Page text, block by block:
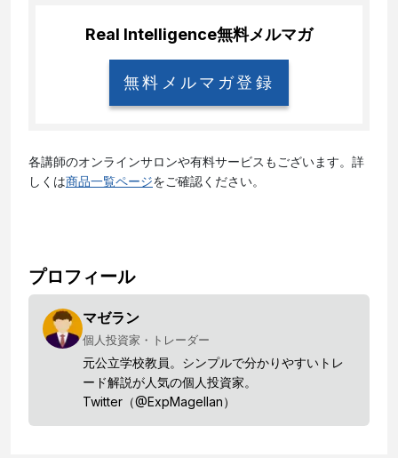
Real Intelligence無料メルマガ
無料メルマガ登録
各講師のオンラインサロンや有料サービスもございます。詳
しくは商品一覧ページをご確認ください。
プロフィール
マゼラン
個人投資家・トレーダー
元公立学校教員。シンプルで分かりやすいトレ
ード解説が人気の個人投資家。
Twitter（@ExpMagellan）